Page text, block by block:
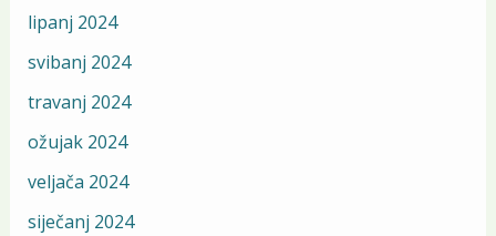
lipanj 2024
svibanj 2024
travanj 2024
ožujak 2024
veljača 2024
siječanj 2024